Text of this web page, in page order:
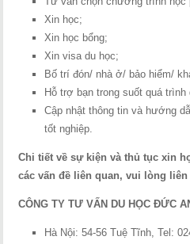
Xin học;
Xin học bổng;
Xin visa du học;
Bố trí đón/ nhà ở/ bảo hiểm/
Hỗ trợ bạn trong suốt quá trình
Cập nhật thông tin và hướng
tốt nghiệp.
Chi tiết về sự kiện và thủ tục xin
các vấn đề liên quan, vui lòng liên
CÔNG TY TƯ VẤN DU HỌC ĐỨC
Hà Nội: 54-56 Tuệ Tĩnh, Tel: